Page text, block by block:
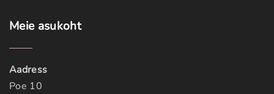
Meie asukoht
Aadress
Poe 10